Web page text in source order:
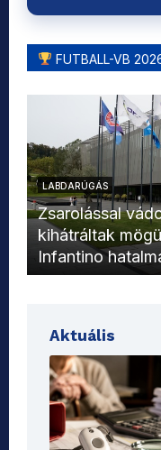
FUTBALL-VB
LABDARÚGÁS
Zsarolással
kihátráltak
Infantino
Aktuális